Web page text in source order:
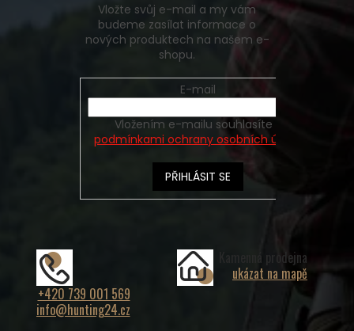
Vložte svůj e-mail a my vám
budeme zasílat informace o
nových produktech na našem e-
shopu.
E-mail
podmínkami ochrany osobních údajů
PŘIHLÁSIT SE
+420 739 001 569
info@hunting24.cz
Kamenná prodejna
ukázat na mapě